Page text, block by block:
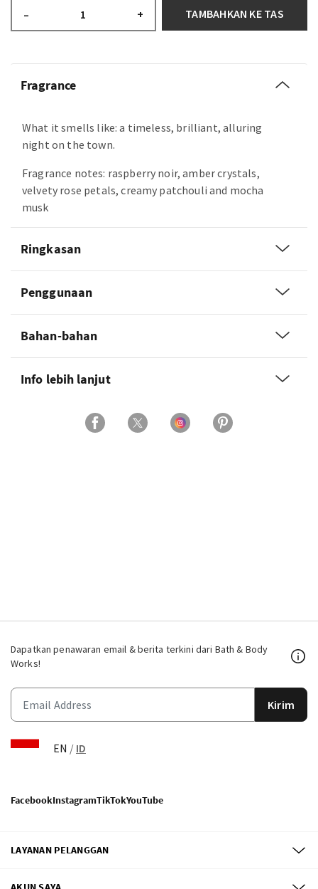
– + TAMBAHKAN KE TAS
Fragrance
What it smells like: a timeless, brilliant, alluring
night on the town.
Fragrance notes: raspberry noir, amber crystals,
velvety rose petals, creamy patchouli and mocha
musk
Ringkasan
Penggunaan
Bahan-bahan
Info lebih lanjut
Dapatkan penawaran email & berita terkini dari Bath & Body
Works!
Kirim
EN / ID
FacebookInstagramTikTokYouTube
LAYANAN PELANGGAN